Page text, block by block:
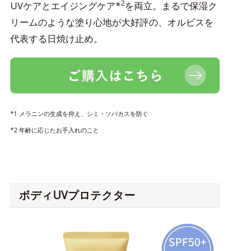
UVケアとエイジングケア*2を両立。まるで保湿ク
リームのような塗り心地が大好評の、オルビスを
代表する日焼け止め。
*1 メラニンの生成を抑え、シミ・ソバカスを防ぐ
*2 年齢に応じたお手入れのこと
ボディUVプロテクター